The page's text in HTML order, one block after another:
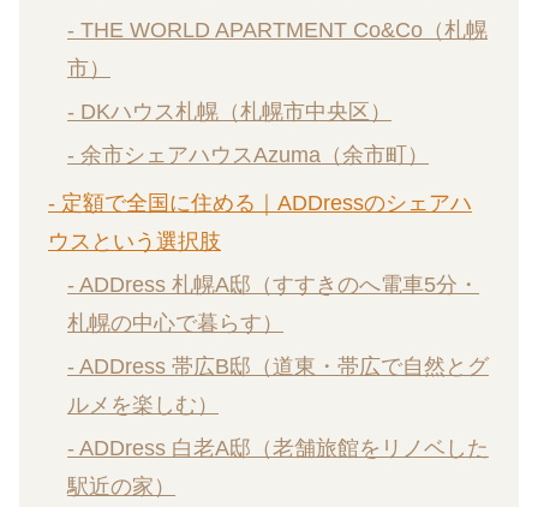
- THE WORLD APARTMENT Co&Co（札幌
市）
- DKハウス札幌（札幌市中央区）
- 余市シェアハウスAzuma（余市町）
- 定額で全国に住める｜ADDressのシェアハ
ウスという選択肢
- ADDress 札幌A邸（すすきのへ電車5分・
札幌の中心で暮らす）
- ADDress 帯広B邸（道東・帯広で自然とグ
ルメを楽しむ）
- ADDress 白老A邸（老舗旅館をリノベした
駅近の家）